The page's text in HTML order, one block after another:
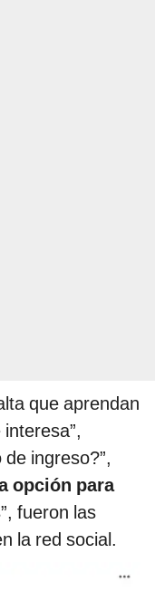
que aprendan
ingreso?”,
opción para
”, fueron las
la red social.